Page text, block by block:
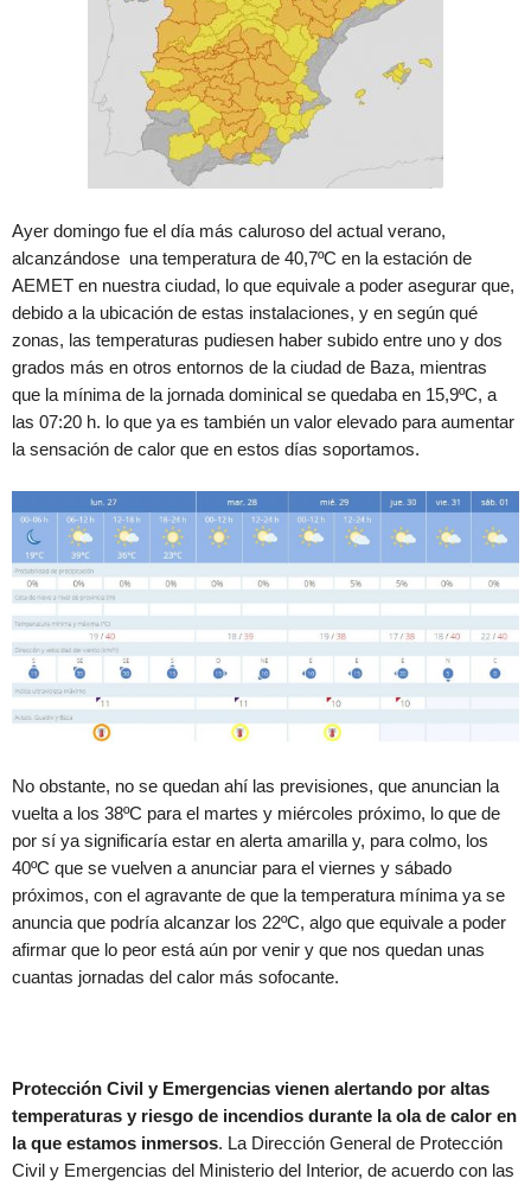
Ayer domingo fue el día más caluroso del actual verano,
alcanzándose una temperatura de 40,7ºC en la estación de
AEMET en nuestra ciudad, lo que equivale a poder asegurar que,
debido a la ubicación de estas instalaciones, y en según qué
zonas, las temperaturas pudiesen haber subido entre uno y dos
grados más en otros entornos de la ciudad de Baza, mientras
que la mínima de la jornada dominical se quedaba en 15,9ºC, a
las 07:20 h. lo que ya es también un valor elevado para aumentar
la sensación de calor que en estos días soportamos.
No obstante, no se quedan ahí las previsiones, que anuncian la
vuelta a los 38ºC para el martes y miércoles próximo, lo que de
por sí ya significaría estar en alerta amarilla y, para colmo, los
40ºC que se vuelven a anunciar para el viernes y sábado
próximos, con el agravante de que la temperatura mínima ya se
anuncia que podría alcanzar los 22ºC, algo que equivale a poder
afirmar que lo peor está aún por venir y que nos quedan unas
cuantas jornadas del calor más sofocante.
Protección Civil y Emergencias vienen alertando por altas
temperaturas y riesgo de incendios durante la ola de calor en
la que estamos inmersos. La Dirección General de Protección
Civil y Emergencias del Ministerio del Interior, de acuerdo con las